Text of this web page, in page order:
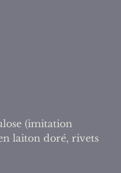
(imitation
laiton doré, rivets